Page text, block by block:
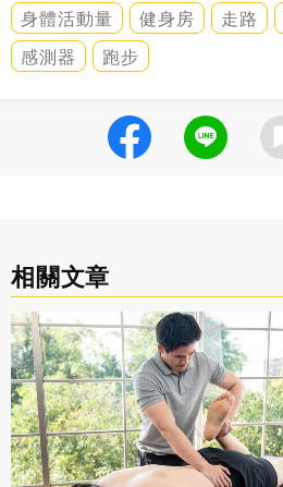
身體活動量 健身房 走路
感測器
跑步
相關文章